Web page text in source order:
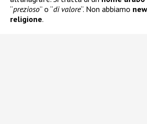
“prezioso” o “di valore“. Non abbiamo
religione.